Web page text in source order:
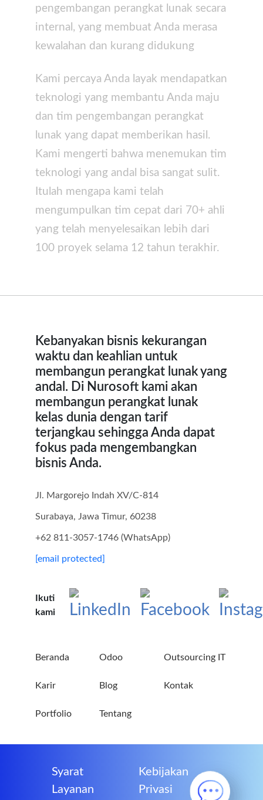
pengembangan perangkat lunak secara
internal, yang membuat Anda merasa
kewalahan dan kurang didukung
Kami percaya Anda layak mendapatkan
teknologi yang membantu Anda maju
dan tim pengembangan perangkat
lunak yang dapat memberikan hasil.
Kami mengerti bahwa menemukan tim
teknologi yang andal bisa sangat sulit.
Itulah mengapa kami telah
mengumpulkan tim cepat dari 70+ ahli
yang telah menyelesaikan lebih dari
100 proyek selama 12 tahun terakhir.
Kebanyakan bisnis kekurangan
waktu dan keahlian untuk
membangun perangkat lunak yang
andal. Di Nurosoft kami akan
membangun perangkat lunak
kelas dunia dengan tarif
terjangkau sehingga Anda dapat
fokus pada mengembangkan
bisnis Anda.
Jl. Margorejo Indah XV/C-814
Surabaya, Jawa Timur, 60238
+62 811-3057-1746 (WhatsApp)
[email protected]
Ikuti
kami
Beranda
Karir
Portfolio
Odoo
Blog
Tentang
Outsourcing IT
Kontak
Syarat
Layanan
Kebijakan
Privasi